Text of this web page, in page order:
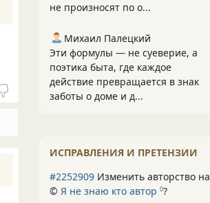
не произносят по о...
Михаил Палецкий
Эти формулы — не суеверие, а
поэтика быта, где каждое
действие превращается в знак
заботы о доме и д...
ИСПРАВЛЕНИЯ И ПРЕТЕНЗИИ
#2252909 Изменить авторство на
© Я не знаю кто автор 0?